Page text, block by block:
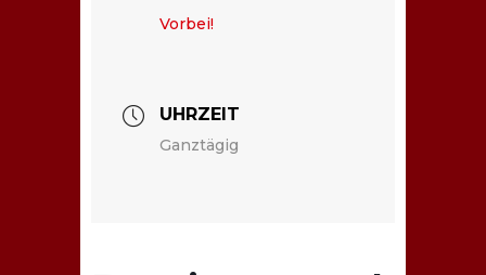
Vorbei!
UHRZEIT
Ganztägig